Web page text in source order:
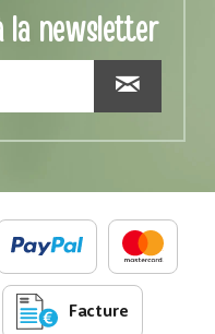
la newsletter
Facture